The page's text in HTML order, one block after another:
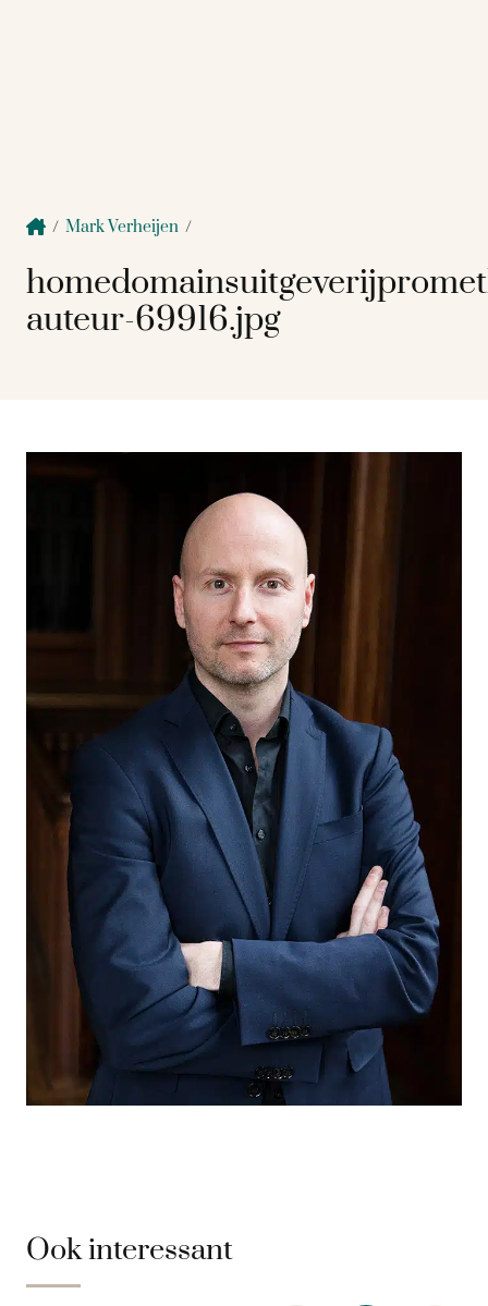
/ Mark Verheijen /
auteur-69916.jpg
Ook interessant